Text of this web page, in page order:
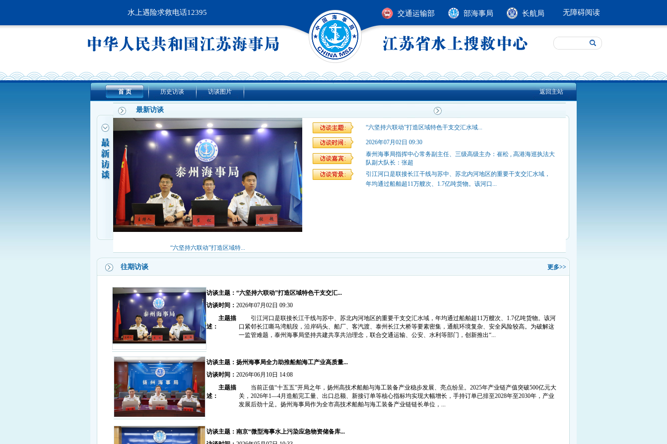
水上遇险求救电话12395 交通运输部 部海事局 长航局 无障碍阅读
首 页 历史访谈 访谈图片 返回主站
最新访谈
“六坚持六联动”打造区域特色干支交汇水域...
2026年07月02日 09:30
泰州海事局指挥中心常务副主任、三级高级主办：崔松 , 高港海巡执法大
队副大队长：张超
引江河口是联接长江干线与苏中、苏北内河地区的重要干支交汇水域，
年均通过船舶超11万艘次、1.7亿吨货物。该河口...
“六坚持六联动”打造区域特...
往期访谈 更多>>
访谈主题：“六坚持六联动”打造区域特色干支交汇...
访谈时间： 2026年07月02日 09:30
主题描
述：
引江河口是联接长江干线与苏中、苏北内河地区的重要干支交汇水域，年均通过船舶超11万艘次、1.7亿吨货物。该河
口紧邻长江嘶马湾航段，沿岸码头、船厂、客汽渡、泰州长江大桥等要素密集，通航环境复杂、安全风险较高。为破解这
一监管难题，泰州海事局坚持共建共享共治理念，联合交通运输、公安、水利等部门，创新推出“...
访谈主题：扬州海事局全力助推船舶海工产业高质量...
访谈时间： 2026年06月10日 14:08
主题描
述：
当前正值“十五五”开局之年，扬州高技术船舶与海工装备产业稳步发展、亮点纷呈。2025年产业链产值突破500亿元大
关，2026年1—4月造船完工量、出口总额、新接订单等核心指标均实现大幅增长，手持订单已排至2028年至2030年，产业
发展后劲十足。扬州海事局作为全市高技术船舶与海工装备产业链链长单位，...
访谈主题：南京“微型海事水上污染应急物资储备库...